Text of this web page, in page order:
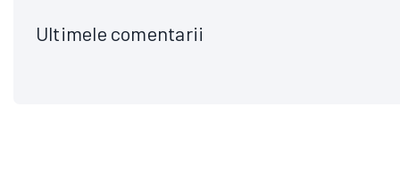
Ultimele comentarii